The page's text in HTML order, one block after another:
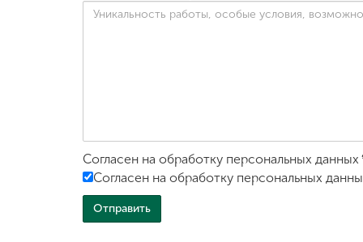
Согласен на обработку персональных данных
Согласен на обработку персональных